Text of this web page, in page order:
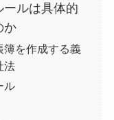
ルは具体的
か
簿を作成する義
法
ル